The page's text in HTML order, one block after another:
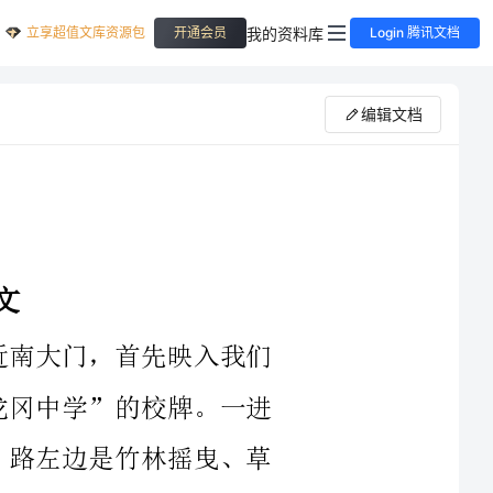
立享超值文库资源包 开通会员 我的资料库 Login 腾讯文档
编辑文档